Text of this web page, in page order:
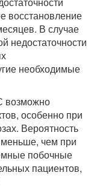
восстановление
В случае
недостаточности
необходимые
возможно
особенно при
Вероятность
меньше, чем при
побочные
пациентов,